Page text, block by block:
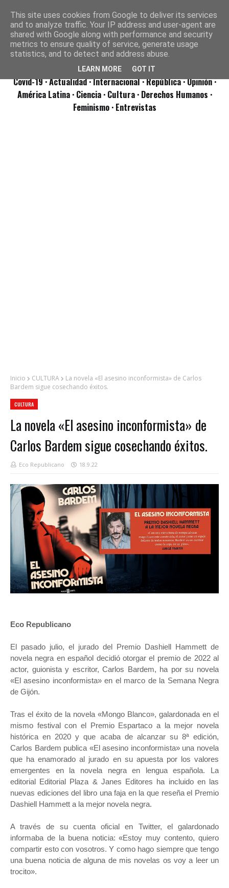
Covid-19· Actualidad· Internacional· República· Opinión·
América Latina · Ciencia · Cultura · Derechos Humanos ·
Feminismo · Entrevistas
Inicio CULTURA
La novela «El asesino inconformista» de Carlos
Bardem sigue cosechando éxitos.
CULTURA
La novela «El asesino inconformista» de
Carlos Bardem sigue cosechando éxitos.
Eco Republicano 18.9.22
Eco Republicano
El pasado julio, el jurado del Premio Dashiell Hammett de
novela negra en español decidió otorgar el premio de 2022 al
actor, guionista y escritor, Carlos Bardem, ha por su novela
«El asesino inconformista» en el marco de la Semana Negra
de Gijón.
Tras el éxito de la novela «Mongo Blanco», galardonada en el
mismo festival con el Premio Espartaco a la mejor novela
histórica en 2020 y que acaba de alcanzar su 8ª edición,
Carlos Bardem publica «El asesino inconformista» una novela
que ha enamorado al jurado en su apuesta por los valores
emergentes en la novela negra en lengua española. La
editorial Editorial Plaza & Janes Editores ha incluido en las
nuevas ediciones del libro una faja en la que reseña el Premio
Dashiell Hammett a la mejor novela negra.
A través de su cuenta oficial en Twitter, el galardonado
informaba de la buena noticia: «Estoy muy contento, quiero
compartir esto con vosotros. Y como hago siempre que tengo
una buena noticia de alguna de mis novelas os voy a leer un
trocito».
This site uses cookies from Google to deliver its services
and to analyze traffic. Your IP address and user-agent are
shared with Google along with performance and security
metrics to ensure quality of service, generate usage
statistics, and to detect and address abuse.
LEARN MORE GOT IT